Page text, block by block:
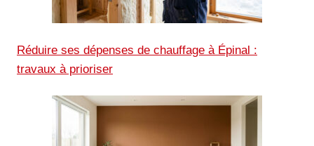
Réduire ses dépenses de chauffage à Épinal :
travaux à prioriser